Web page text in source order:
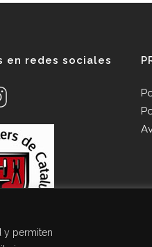
y permiten
en redes sociales